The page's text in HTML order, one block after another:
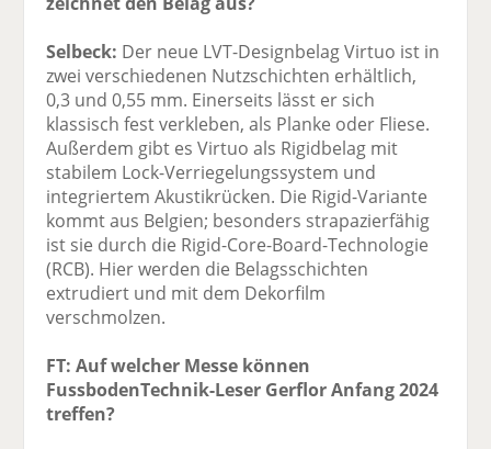
Selbeck: Der neue LVT-Designbelag Virtuo ist in
zwei verschiedenen Nutzschichten erhältlich,
0,3 und 0,55 mm. Einerseits lässt er sich
klassisch fest verkleben, als Planke oder Fliese.
Außerdem gibt es Virtuo als Rigidbelag mit
stabilem Lock-Verriegelungssystem und
integriertem Akustikrücken. Die Rigid-Variante
kommt aus Belgien; besonders strapazierfähig
ist sie durch die Rigid-Core-Board-Technologie
(RCB). Hier werden die Belagsschichten
extrudiert und mit dem Dekorfilm
verschmolzen.
FT: Auf welcher Messe können
FussbodenTechnik-Leser Gerflor Anfang 2024
treffen?